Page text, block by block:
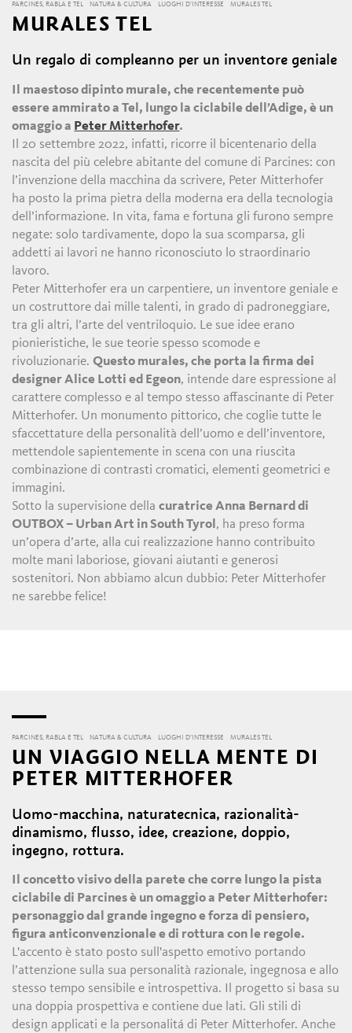
PARCINES, RABLA E TEL NATURA & CULTURA LUOGHI D’INTERESSE MURALES TEL
MURALES TEL
Un regalo di compleanno per un inventore geniale
Il maestoso dipinto murale, che recentemente può
essere ammirato a Tel, lungo la ciclabile dell’Adige, è un
omaggio a Peter Mitterhofer.
Il 20 settembre 2022, infatti, ricorre il bicentenario della
nascita del più celebre abitante del comune di Parcines: con
l’invenzione della macchina da scrivere, Peter Mitterhofer
ha posto la prima pietra della moderna era della tecnologia
dell’informazione. In vita, fama e fortuna gli furono sempre
negate: solo tardivamente, dopo la sua scomparsa, gli
addetti ai lavori ne hanno riconosciuto lo straordinario
lavoro.
Peter Mitterhofer era un carpentiere, un inventore geniale e
un costruttore dai mille talenti, in grado di padroneggiare,
tra gli altri, l’arte del ventriloquio. Le sue idee erano
pionieristiche, le sue teorie spesso scomode e
rivoluzionarie.Questo murales, che porta la firma dei
designer Alice Lotti ed Egeon, intende dare espressione al
carattere complesso e al tempo stesso affascinante di Peter
Mitterhofer. Un monumento pittorico, che coglie tutte le
sfaccettature della personalità dell’uomo e dell’inventore,
mettendole sapientemente in scena con una riuscita
combinazione di contrasti cromatici, elementi geometrici e
immagini.
Sotto la supervisione dellacuratrice Anna Bernard di
OUTBOX – Urban Art in South Tyrol , ha preso forma
un’opera d’arte, alla cui realizzazione hanno contribuito
molte mani laboriose, giovani aiutanti e generosi
sostenitori. Non abbiamo alcun dubbio: Peter Mitterhofer
ne sarebbe felice!
PARCINES, RABLA E TEL NATURA & CULTURA LUOGHI D’INTERESSE MURALES TEL
UN VIAGGIO NELLA MENTE DI
PETER MITTERHOFER
Uomo-macchina, naturatecnica, razionalità-
dinamismo, flusso, idee, creazione, doppio,
ingegno, rottura.
Il concetto visivo della parete che corre lungo la pista
ciclabile di Parcines è un omaggio a Peter Mitterhofer:
personaggio dal grande ingegno e forza di pensiero,
figura anticonvenzionale e di rottura con le regole.
L'accento è stato posto sull'aspetto emotivo portando
l’attenzione sulla sua personalità razionale, ingegnosa e allo
stesso tempo sensibile e introspettiva. Il progetto si basa su
una doppia prospettiva e contiene due lati. Gli stili di
design applicati e la personalitá di Peter Mitterhofer. Anche